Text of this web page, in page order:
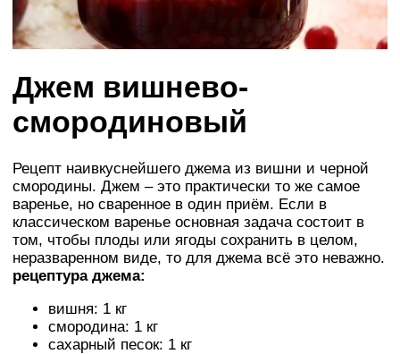
Джем вишнево-
смородиновый
Рецепт наивкуснейшего джема из вишни и черной
смородины. Джем – это практически то же самое
варенье, но сваренное в один приём. Если в
классическом варенье основная задача состоит в
том, чтобы плоды или ягоды сохранить в целом,
неразваренном виде, то для джема всё это неважно.
рецептура джема:
вишня: 1 кг
смородина: 1 кг
сахарный песок: 1 кг